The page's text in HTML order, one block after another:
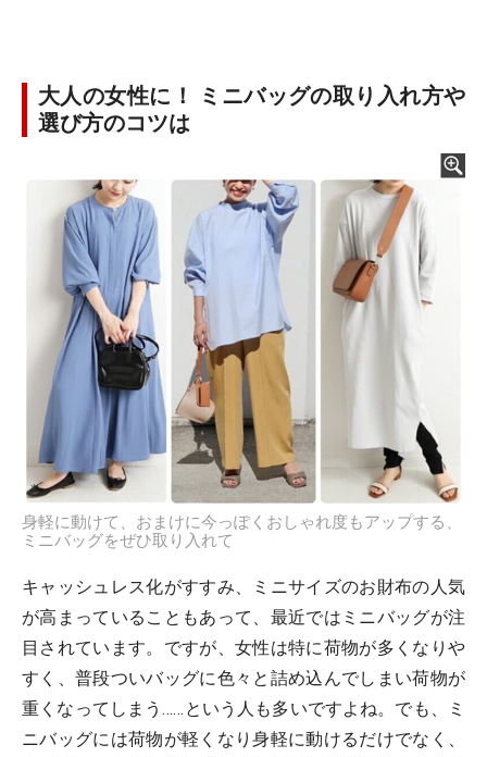
大人の女性に！ ミニバッグの取り入れ方や
選び方のコツは
身軽に動けて、おまけに今っぽくおしゃれ度もアップする、
ミニバッグをぜひ取り入れて
キャッシュレス化がすすみ、ミニサイズのお財布の人気
が高まっていることもあって、最近ではミニバッグが注
目されています。ですが、女性は特に荷物が多くなりや
すく、普段ついバッグに色々と詰め込んでしまい荷物が
重くなってしまう……という人も多いですよね。でも、ミ
ニバッグには荷物が軽くなり身軽に動けるだけでなく、